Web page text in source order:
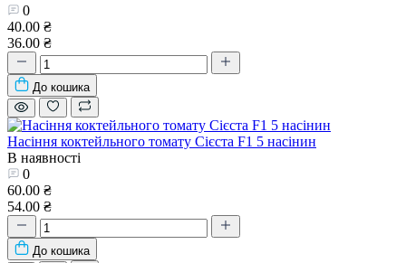
0
40.00 ₴
36.00 ₴
До кошика
Насіння коктейльного томату Сієста F1 5 насінин
В наявності
0
60.00 ₴
54.00 ₴
До кошика